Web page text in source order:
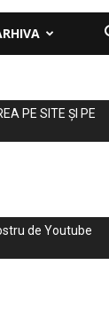
PE SITE ȘI PE
de Youtube